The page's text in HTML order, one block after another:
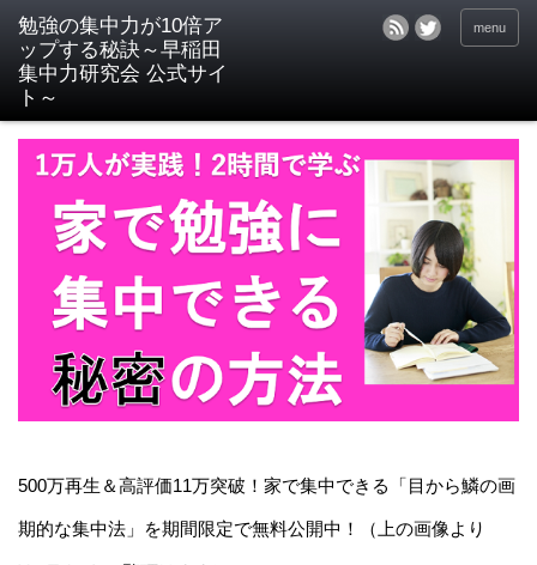
menu
500万再生＆高評価11万突破！家で集中できる「目から鱗の画
期的な集中法」を期間限定で無料公開中！（上の画像より